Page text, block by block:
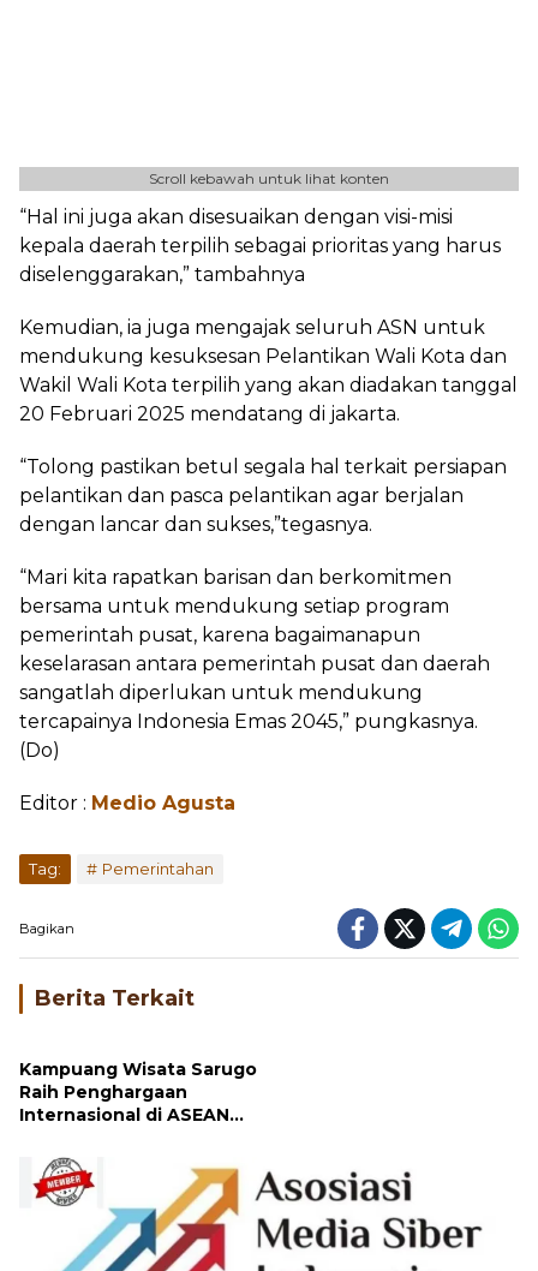
Scroll kebawah untuk lihat konten
“Hal ini juga akan disesuaikan dengan visi-misi
kepala daerah terpilih sebagai prioritas yang harus
diselenggarakan,” tambahnya
Kemudian, ia juga mengajak seluruh ASN untuk
mendukung kesuksesan Pelantikan Wali Kota dan
Wakil Wali Kota terpilih yang akan diadakan tanggal
20 Februari 2025 mendatang di jakarta.
“Tolong pastikan betul segala hal terkait persiapan
pelantikan dan pasca pelantikan agar berjalan
dengan lancar dan sukses,”tegasnya.
“Mari kita rapatkan barisan dan berkomitmen
bersama untuk mendukung setiap program
pemerintah pusat, karena bagaimanapun
keselarasan antara pemerintah pusat dan daerah
sangatlah diperlukan untuk mendukung
tercapainya Indonesia Emas 2045,” pungkasnya.
(Do)
Editor : Medio Agusta
Tag: Pemerintahan
Bagikan
Berita Terkait
Kampuang Wisata Sarugo
Raih Penghargaan
Internasional di ASEAN